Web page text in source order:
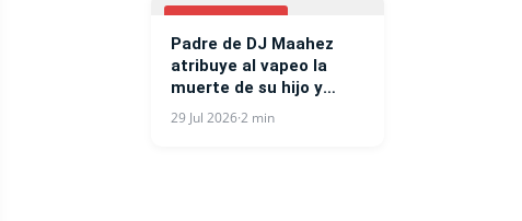
ESPECTACULOS
Padre de DJ Maahez
atribuye al vapeo la
muerte de su hijo y
lanza una advertencia
29 Jul 2026·2 min